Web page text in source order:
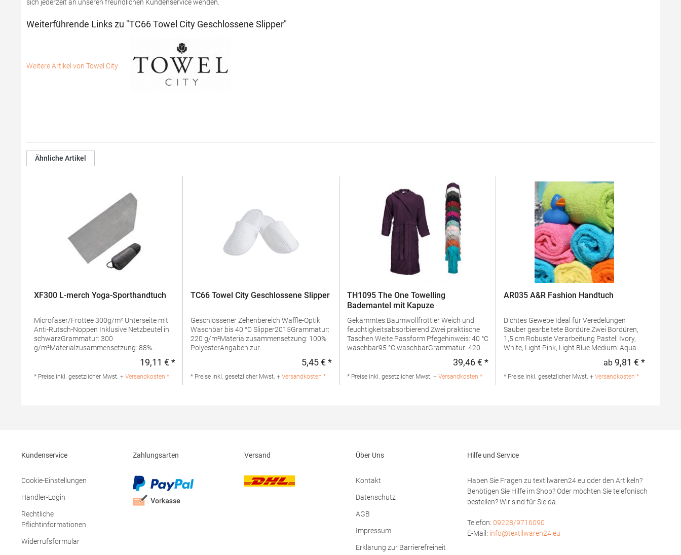
sich jederzeit an unseren freundlichen Kundenservice wenden.
Weiterführende Links zu "TC66 Towel City Geschlossene Slipper"
Weitere Artikel von Towel City
Ähnliche Artikel
XF300 L-merch Yoga-Sporthandtuch
Microfaser/Frottee 300g/m² Unterseite mit
Anti-Rutsch-Noppen Inklusive Netzbeutel in
schwarzGrammatur: 300
g/m²Materialzusammensetzung: 88%
XF300Hersteller: printwear.eu GmbH & Co.
Regulärer Preis:
19,11 € *
* Preise inkl. gesetzlicher Mwst. + Versandkosten *
TC66 Towel City Geschlossene Slipper
Geschlossener Zehenbereich Waffle-Optik
Waschbar bis 40 °C Slipper2015Grammatur:
220 g/m²Materialzusammensetzung: 100%
PolyesterAngaben zur
TC066Hersteller: Henbury BV Kingsfordweg
151 1043GR Amsterdam Niederlande E-Mail:
Regulärer Preis:
5,45 € *
* Preise inkl. gesetzlicher Mwst. + Versandkosten *
TH1095 The One Towelling
Bademantel mit Kapuze
Gekämmtes Baumwollfrottier Weich und
feuchtigkeitsabsorbierend Zwei praktische
Taschen Weite Passform Pfegehinweis: 40 °C
waschbar95 °C waschbarGrammatur: 420
Produktsicherheit: Herst.-Nr.: T1-BH
Regulärer Preis:
39,46 € *
* Preise inkl. gesetzlicher Mwst. + Versandkosten *
AR035 A&R Fashion Handtuch
Dichtes Gewebe Ideal für Veredelungen
Sauber gearbeitete Bordüre Zwei Bordüren,
1,5 cm Robuste Verarbeitung Pastel: Ivory,
White, Light Pink, Light Blue Medium: Aqua
French Navy, Aubergine, Graphite, Bright
Braillestraat 14 2652XV Berkel und Rodenrijs
Regulärer
ab 9,81 € *
* Preise inkl. gesetzlicher Mwst. + Versandkosten *
Kundenservice
Cookie-Einstellungen
Händler-Login
Rechtliche
Pflichtinformationen
Widerrufsformular
Zahlungsarten Versand Über Uns
Kontakt
Datenschutz
AGB
Impressum
Erklärung zur Barrierefreiheit
Hilfe und Service
Haben Sie Fragen zu textilwaren24.eu oder den Artikeln?
Benötigen Sie Hilfe im Shop? Oder möchten Sie telefonisch
bestellen? Wir sind für Sie da.
Telefon: 09228/9716090
E-Mail: info@textilwaren24.eu